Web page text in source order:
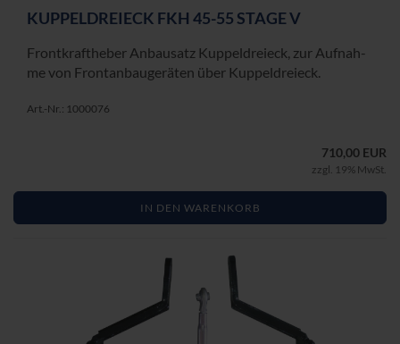
KUP­PEL­DREI­ECK FKH 45-55 STAGE V
Front­kraft­he­ber An­bau­satz Kup­pel­drei­eck, zur Auf­nah­
me von Front­an­bau­ge­rä­ten über Kup­pel­drei­eck.
Art.-Nr.: 1000076
710,00 EUR
zzgl. 19% MwSt.
IN DEN WARENKORB